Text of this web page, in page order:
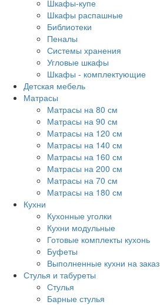
Шкафы-купе
Шкафы распашные
Библиотеки
Пеналы
Системы хранения
Угловые шкафы
Шкафы - комплектующие
Детская мебель
Матрасы
Матрасы на 80 см
Матрасы на 90 см
Матрасы на 120 см
Матрасы на 140 см
Матрасы на 160 см
Матрасы на 200 см
Матрасы на 70 см
Матрасы на 180 см
Кухни
Кухонные уголки
Кухни модульные
Готовые комплекты кухонь
Буфеты
Выполненные кухни на заказ
Стулья и табуреты
Стулья
Барные стулья